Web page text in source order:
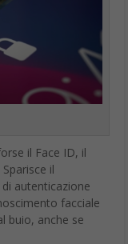
il Face ID, il
il
autenticazione
facciale
buio, anche se